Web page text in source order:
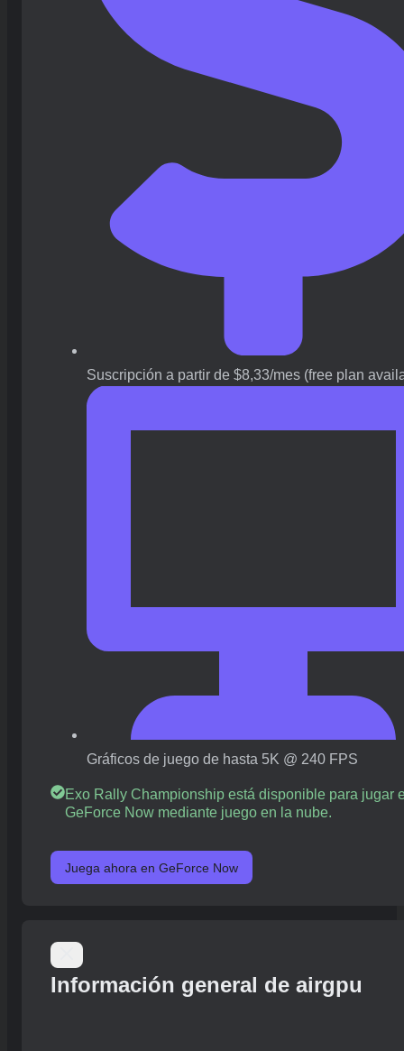
Suscripción a partir de $8,33/mes (free plan
Gráficos de juego de hasta 5K @ 240 FPS
Exo Rally Championship está disponible para jugar
GeForce Now mediante juego en la nube.
Juega ahora en GeForce Now
Información general de airgpu